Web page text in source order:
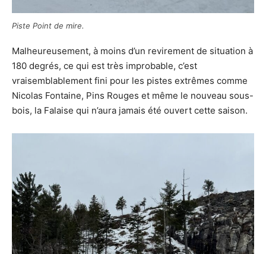
Piste Point de mire.
Malheureusement, à moins d’un revirement de situation à
180 degrés, ce qui est très improbable, c’est
vraisemblablement fini pour les pistes extrêmes comme
Nicolas Fontaine, Pins Rouges et même le nouveau sous-
bois, la Falaise qui n’aura jamais été ouvert cette saison.